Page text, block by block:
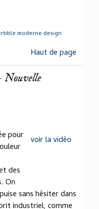
moderne design
Haut de page
Nouvelle
voir la vidéo
pour
des
On
sans hésiter dans